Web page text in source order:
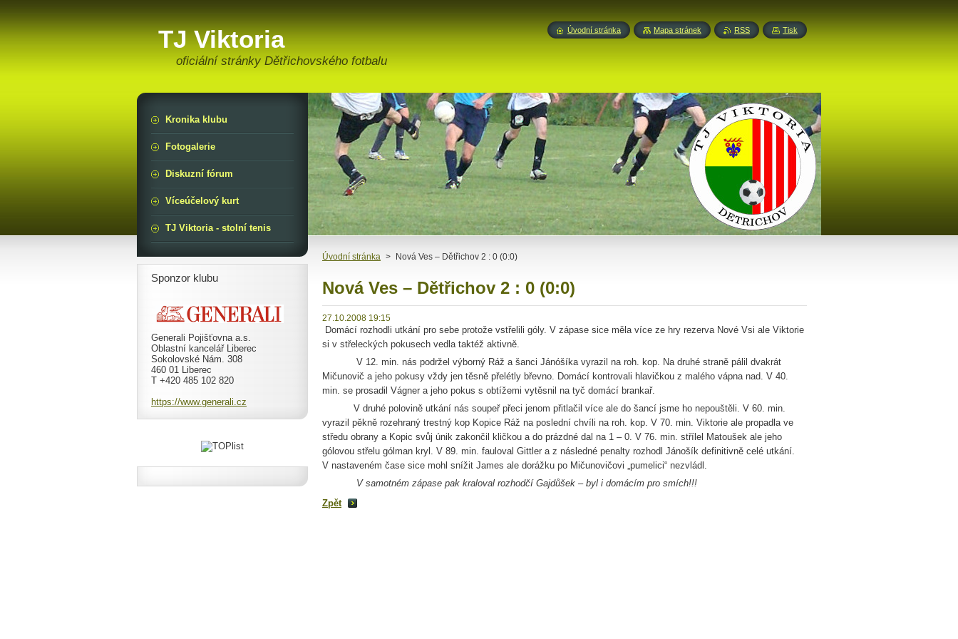
TJ Viktoria
oficiální stránky Dětřichovského fotbalu
Úvodní stránka > Nová Ves – Dětřichov 2 : 0 (0:0)
Nová Ves – Dětřichov 2 : 0 (0:0)
27.10.2008 19:15
Domácí rozhodli utkání pro sebe protože vstřelili góly. V zápase sice měla více ze hry rezerva Nové Vsi ale Viktorie
si v střeleckých pokusech vedla taktéž aktivně.
V 12. min. nás podržel výborný Ráž a šanci Jánóšíka vyrazil na roh. kop. Na druhé straně pálil dvakrát
Mičunovič a jeho pokusy vždy jen těsně přelétly břevno. Domácí kontrovali hlavičkou z malého vápna nad. V 40.
min. se prosadil Vágner a jeho pokus s obtížemi vytěsnil na tyč domácí brankař.
V druhé polovině utkání nás soupeř přeci jenom přitlačil více ale do šancí jsme ho nepouštěli. V 60. min.
vyrazil pěkně rozehraný trestný kop Kopice Ráž na poslední chvíli na roh. kop. V 70. min. Viktorie ale propadla ve
středu obrany a Kopic svůj únik zakončil kličkou a do prázdné dal na 1 – 0. V 76. min. střílel Matoušek ale jeho
gólovou střelu gólman kryl. V 89. min. fauloval Gittler a z následné penalty rozhodl Jánošík definitivně celé utkání.
V nastaveném čase sice mohl snížit James ale dorážku po Mičunovičovi „pumelici“ nezvládl.
V samotném zápase pak kraloval rozhodčí Gajdůšek – byl i domácím pro smích!!!
Zpět
Kronika klubu
Fotogalerie
Diskuzní fórum
Víceúčelový kurt
TJ Viktoria - stolní tenis
Sponzor klubu
Generali Pojišťovna a.s.
Oblastní kancelář Liberec
Sokolovské Nám. 308
460 01 Liberec
T +420 485 102 820
https://www.generali.cz
Úvodní stránka Mapa stránek RSS Tisk